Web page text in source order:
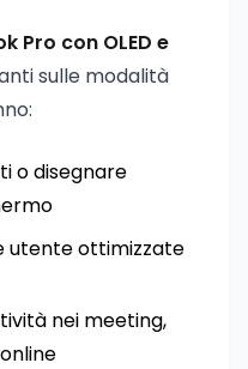
Pro con OLED e
sulle modalità
o disegnare
utente ottimizzate
nei meeting,